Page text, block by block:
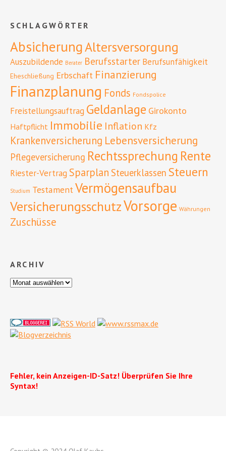
SCHLAGWÖRTER
AbsicherungAltersversorgung
Auszubildende Berater Berufsstarter Berufsunfähigkeit
Eheschließung Erbschaft Finanzierung
Finanzplanung Fonds Fondspolice
Freistellungsauftrag Geldanlage Girokonto
Haftpflicht Immobilie Inflation Kfz
Krankenversicherung Lebensversicherung
Pflegeversicherung Rechtssprechung Rente
Riester-Vertrag Sparplan Steuerklassen Steuern
Studium Testament Vermögensaufbau
VersicherungsschutzVorsorge Währungen
Zuschüsse
ARCHIV
Fehler, kein Anzeigen-ID-Satz! Überprüfen Sie Ihre
Syntax!